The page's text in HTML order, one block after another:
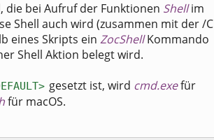
die bei Aufruf der Funktionen Shellim
Shell auch wird (zusammen mit der /C
eines Skripts ein ZocShellKommando
Shell Aktion belegt wird.
gesetzt ist, wird cmd.exefür
für macOS.